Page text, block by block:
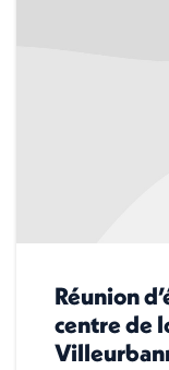
Réunion
centre de